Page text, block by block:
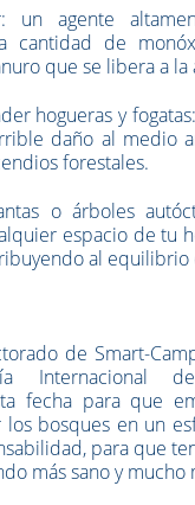
un agente
cantidad de
que se libera a la
hogueras y
daño al medio
forestales.
o árboles
espacio de tu
al equilibrio
de Smart-
Internacional
fecha para que
los bosques en un
para que
más sano y mucho